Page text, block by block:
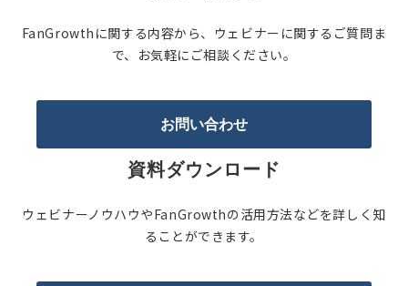
FanGrowthに関する内容から、ウェビナーに関するご質問ま
で、お気軽にご相談ください。
お問い合わせ
資料ダウンロード
ウェビナーノウハウやFanGrowthの活用方法などを詳しく知
ることができます。